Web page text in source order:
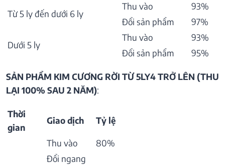
Từ 5 ly đến dưới 6 ly
Thu vào
93%
Đổi sản phẩm
97%
Dưới 5 ly
Thu vào
93%
Đổi sản phẩm
95%
SẢN PHẨM KIM CƯƠNG RỜI TỪ 5LY4 TRỞ LÊN (THU
LẠI 100% SAU 2 NĂM):
Thời
gian
Giao dịch Tỷ lệ
Thu vào
80%
Đổi ngang